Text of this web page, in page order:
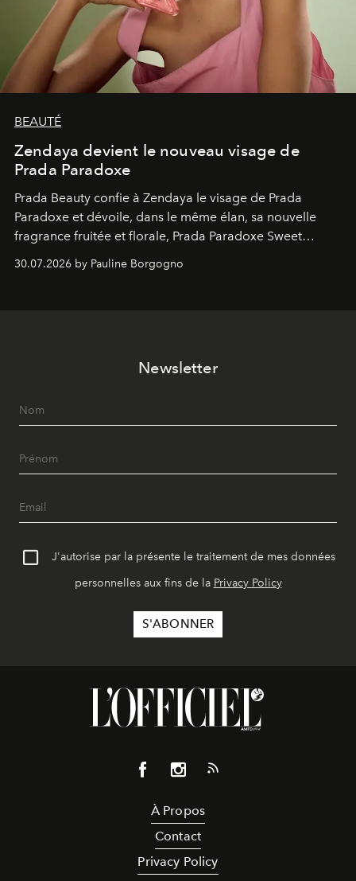
BEAUTÉ
Zendaya devient le nouveau visage de
Prada Paradoxe
Prada Beauty confie à Zendaya le visage de Prada
Paradoxe et dévoile, dans le même élan, sa nouvelle
fragrance fruitée et florale, Prada Paradoxe Sweet
30.07.2026 by Pauline Borgogno
Newsletter
J'autorise par la présente le traitement de mes données
personnelles aux fins de la Privacy Policy
À Propos
Contact
Privacy Policy